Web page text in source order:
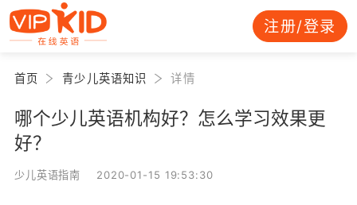
注册/登录
首页 青少儿英语知识 详情
哪个少儿英语机构好？怎么学习效果更
好？
少儿英语指南 2020-01-15 19:53:30